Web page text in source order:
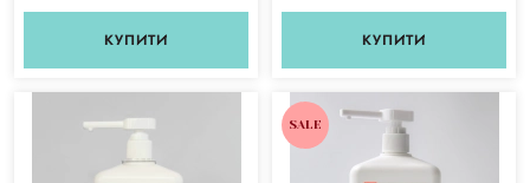
КУПИТИ КУПИТИ
SALE